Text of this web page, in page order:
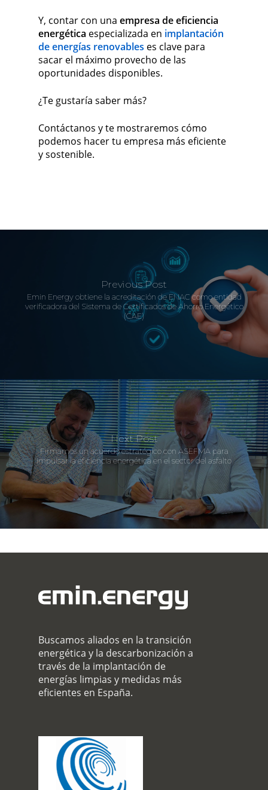
Y, contar con una empresa de eficiencia
energética especializada en implantación
de energías renovables es clave para
sacar el máximo provecho de las
oportunidades disponibles.
¿Te gustaría saber más?
Contáctanos y te mostraremos cómo
podemos hacer tu empresa más eficiente
y sostenible.
Previous Post
Emin Energy obtiene la acreditación de ENAC como entidad
verificadora del Sistema de Certificados de Ahorro Energético
(CAE)
Next Post
Firmamos un acuerdo estratégico con ASEFMA para
impulsar la eficiencia energética en el sector del asfalto
Buscamos aliados en la transición
energética y la descarbonización a
través de la implantación de
energías limpias y medidas más
eficientes en España.